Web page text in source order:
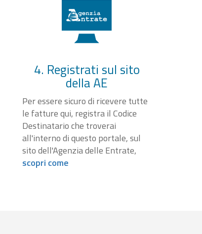
4. Registrati sul sito
della AE
Per essere sicuro di ricevere tutte
le fatture qui, registra il Codice
Destinatario che troverai
all'interno di questo portale, sul
sito dell'Agenzia delle Entrate,
scopri come